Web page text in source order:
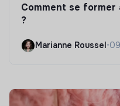
Comment se
?
Marianne Roussel •